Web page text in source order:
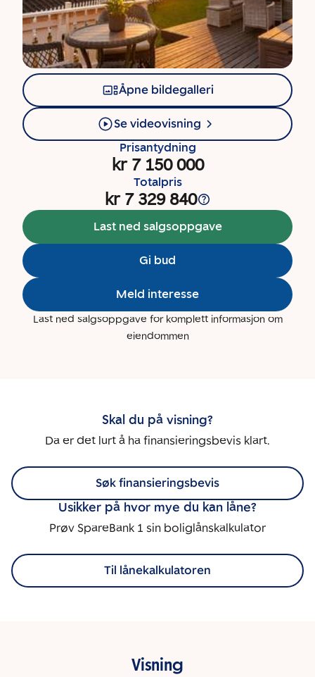
Åpne bildegalleri
Se videovisning
Prisantydning
kr 7 150 000
Totalpris
kr 7 329 840
Last ned salgsoppgave
Gi bud
Meld interesse
Last ned salgsoppgave for komplett informasjon om
eiendommen
Skal du på visning?
Da er det lurt å ha finansieringsbevis klart.
Søk finansieringsbevis
Usikker på hvor mye du kan låne?
Prøv SpareBank 1 sin boliglånskalkulator
Til lånekalkulatoren
Visning